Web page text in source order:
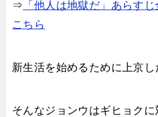
⇒ 「他人は地獄だ」あらす
こちら
新生活を始めるために上京し
そんなジョンウはギヒョク